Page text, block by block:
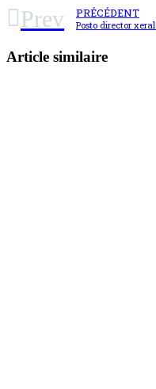
Prev PRÉCÉDENT
Article similaire